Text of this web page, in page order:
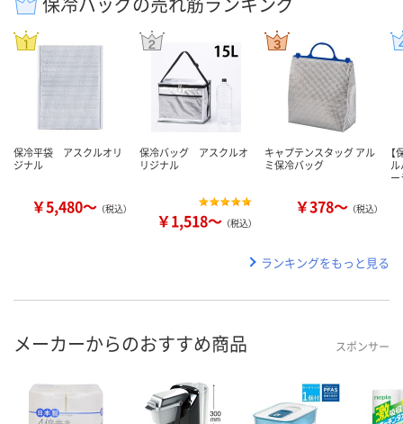
保冷平袋 アスクルオリ
ジナル
￥5,480～ （税込）
保冷バッグ アスクルオ
リジナル
￥1,518～ （税込）
キャプテンスタッグ アル
ミ保冷バッグ
￥378～ （税込）
ル
ランキングをもっと見る
メーカーからのおすすめ商品 スポンサー